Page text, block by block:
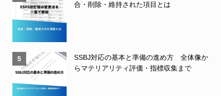
合・削除・維持された項目とは
5
SSBJ対応の基本と準備の進め方 全体像か
らマテリアリティ評価・指標収集まで